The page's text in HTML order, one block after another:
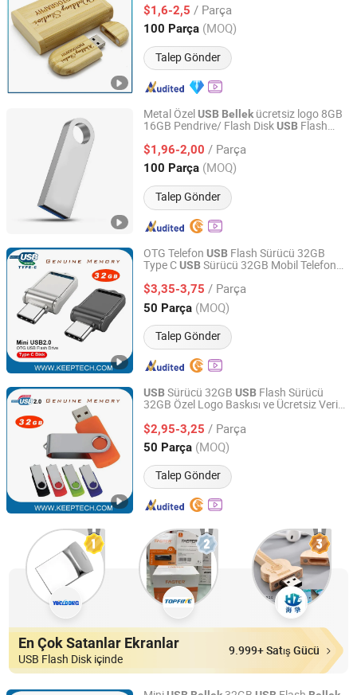
$1,6-2,5 / Parça
100 Parça (MOQ)
Talep Gönder
Guangdong, China Fiyat 2019
Metal ÖzelUSB Bellekücretsiz logo 8GB
16GB Pendrive/ Flash DiskUSB Flash
$1,96-2,00 / Parça
100 Parça (MOQ)
Talep Gönder
ULIKE DESIGN CO., LIMITED
Guangdong, China Fiyat 2016
OTG Telefon USB Flash Sürücü 32GB
Type CUSBSürücü 32GB Mobil Telefon
TelefonUSBSürücü Gerçek
Kapasitesinde 32GB
$3,35-3,75 / Parça
50 Parça (MOQ)
Talep Gönder
Shenzhen Keeptech Electronics Limited
Guangdong, China Fiyat 2008
USBSürücü 32GB USB Flash Sürücü
32GB Özel Logo Baskısı ve Ücretsiz Veri
GerçekBellekKapasitesi ile 32GB Orijinal
Çip
$2,95-3,25 / Parça
50 Parça (MOQ)
Talep Gönder
Shenzhen Keeptech Electronics Limited
Guangdong, China Fiyat 2008
En Çok Satanlar Ekranlar
USB Flash Disk içinde
9.999+ Satış Gücü